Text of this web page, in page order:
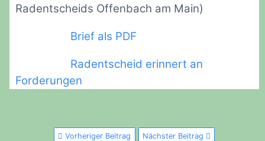
Radentscheids Offenbach am Main)
Brief als PDF
Radentscheid erinnert an
Forderungen
Vorheriger Beitrag Nächster Beitrag